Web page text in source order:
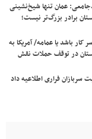
عمان تنها شیخ‌نشینی
برادر بزرگ‌تر نیست؛
باشد یا عمامه/ آمریکا به
در توقف حملات نقش
سربازان فراری اطلاعیه داد